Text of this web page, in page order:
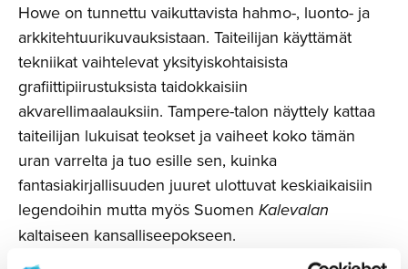
Howe on tunnettu vaikuttavista hahmo-, luonto- ja
arkkitehtuurikuvauksistaan. Taiteilijan käyttämät
tekniikat vaihtelevat yksityiskohtaisista
grafiittipiirustuksista taidokkaisiin
akvarellimaalauksiin. Tampere-talon näyttely kattaa
taiteilijan lukuisat teokset ja vaiheet koko tämän
uran varrelta ja tuo esille sen, kuinka
fantasiakirjallisuuden juuret ulottuvat keskiaikaisiin
legendoihin mutta myös Suomen Kalevalan
kaltaiseen kansalliseepokseen.